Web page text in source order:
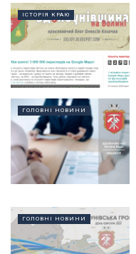
ІСТОРІЯ КРАЮ
ГОЛОВНІ НОВИНИ
ГОЛОВНІ НОВИНИ